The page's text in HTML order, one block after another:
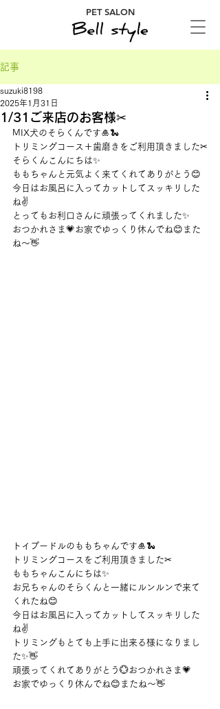
PET SALON
記事
1/31ご来店のお客様✂
suzuki8198
2025年1月31日
MIX犬のそらくんです🎍🐍
トリミングコース＋歯磨きをご利用頂きました✂
そらくんこんにちは✨
ももちゃんと元気よく来てくれてありがとう😊
今日はお風呂に入ってカットしてスッキリした
ね✌
とってもお利口さんに頑張ってくれました✨
おつかれさま💗お家でゆっくり休んでね😊また
ね～👋
トイプードルのももちゃんです🎍🐍
トリミングコースをご利用頂きました✂
ももちゃんこんにちは✨
お兄ちゃんのそらくんと一緒にルンルンで来て
くれたね😊
今日はお風呂に入ってカットしてスッキリした
ね✌
トリミングもとても上手に出来る様になりまし
た✨👋
頑張ってくれてありがとう💮おつかれさま💗
お家でゆっくり休んでね😊またね～👋